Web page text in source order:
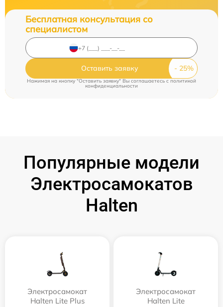
Бесплатная консультация со
специалистом
Оставить заявку
Нажимая на кнопку "Оставить заявку" Вы соглашаетесь c политикой
конфиденциальности
Популярные модели
Электросамокатов
Halten
Электросамокат
Halten Lite Plus
Электросамокат
Halten Lite